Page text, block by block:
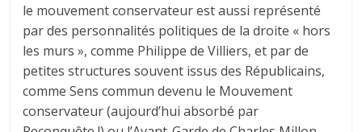
le mouvement conservateur est aussi représenté
par des personnalités politiques de la droite « hors
les murs », comme Philippe de Villiers, et par de
petites structures souvent issus des Républicains,
comme Sens commun devenu le Mouvement
conservateur (aujourd’hui absorbé par